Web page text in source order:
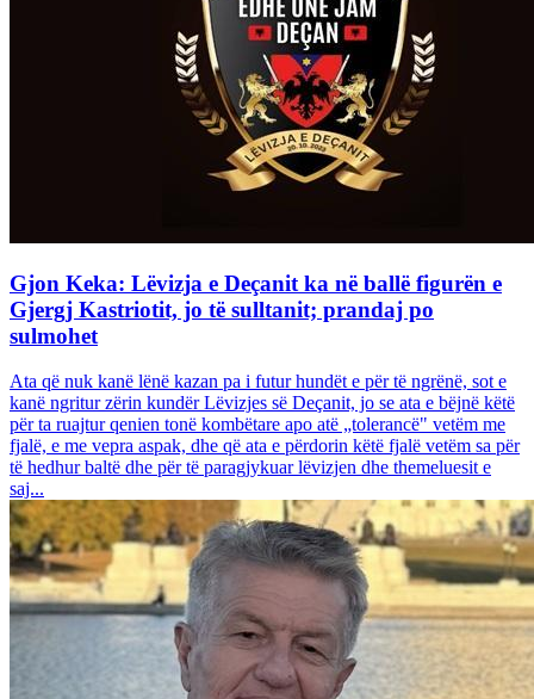
Gjon Keka: Lëvizja e Deçanit ka në ballë figurën e
Gjergj Kastriotit, jo të sulltanit; prandaj po
sulmohet
Ata që nuk kanë lënë kazan pa i futur hundët e për të ngrënë, sot e
kanë ngritur zërin kundër Lëvizjes së Deçanit, jo se ata e bëjnë këtë
për ta ruajtur qenien tonë kombëtare apo atë „tolerancë" vetëm me
fjalë, e me vepra aspak, dhe që ata e përdorin këtë fjalë vetëm sa për
të hedhur baltë dhe për të paragjykuar lëvizjen dhe themeluesit e
saj...